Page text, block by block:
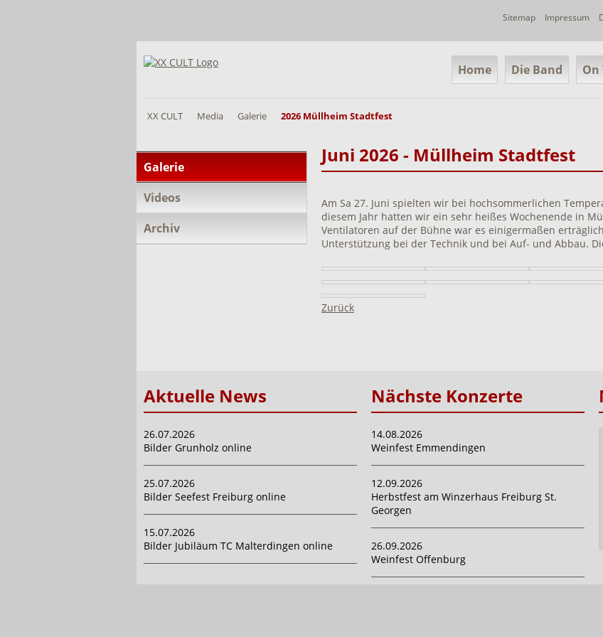
Navigation
Sitemap Impressum
überspringen
Home Die Band On
XX CULT Media Galerie 2026 Müllheim Stadtfest
Juni 2026 - Müllheim Stadtfest
Am Sa 27. Juni spielten wir bei hochsommerlichen
diesem Jahr hatten wir ein sehr heißes Wochenende in
Ventilatoren auf der Bühne war es einigermaßen
Unterstützung bei der Technik und bei Auf- und Abbau.
Zurück
Navigation
überspringen
Galerie
Videos
Archiv
Aktuelle News
26.07.2026
Bilder Grunholz online
25.07.2026
Bilder Seefest Freiburg online
15.07.2026
Bilder Jubiläum TC Malterdingen online
Nächste Konzerte
14.08.2026
Weinfest Emmendingen
12.09.2026
Herbstfest am Winzerhaus Freiburg St.
Georgen
26.09.2026
Weinfest Offenburg